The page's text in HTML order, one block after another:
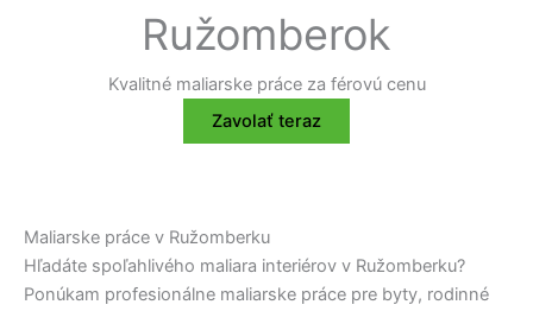
Ružomberok
Kvalitné maliarske práce za férovú cenu
Zavolať teraz
Maliarske práce v Ružomberku
Hľadáte spoľahlivého maliara interiérov v Ružomberku?
Ponúkam profesionálne maliarske práce pre byty, rodinné